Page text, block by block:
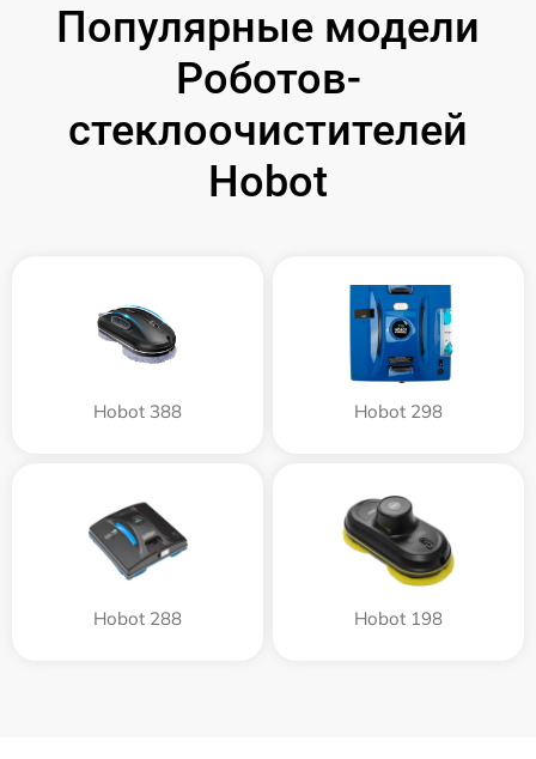
Популярные модели
Роботов-
стеклоочистителей
Hobot
Hobot 388 Hobot 298
Hobot 288 Hobot 198